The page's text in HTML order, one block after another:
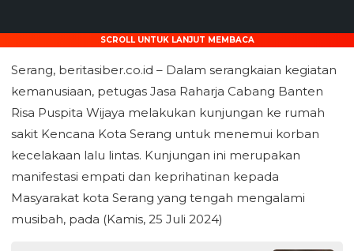
SCROLL UNTUK LANJUT MEMBACA
Serang, beritasiber.co.id – Dalam serangkaian kegiatan
kemanusiaan, petugas Jasa Raharja Cabang Banten
Risa Puspita Wijaya melakukan kunjungan ke rumah
sakit Kencana Kota Serang untuk menemui korban
kecelakaan lalu lintas. Kunjungan ini merupakan
manifestasi empati dan keprihatinan kepada
Masyarakat kota Serang yang tengah mengalami
musibah, pada (Kamis, 25 Juli 2024)